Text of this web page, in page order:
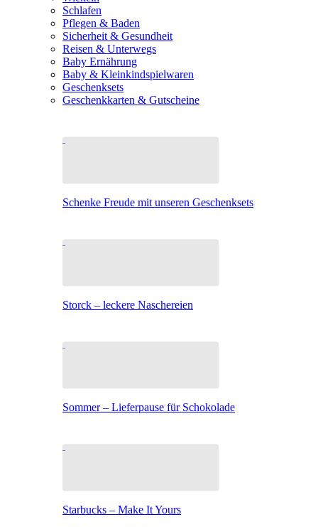
Schlafen
Pflegen & Baden
Sicherheit & Gesundheit
Reisen & Unterwegs
Baby Ernährung
Baby & Kleinkindspielwaren
Geschenksets
Geschenkkarten & Gutscheine
Schenke Freude mit unseren Geschenksets
Storck – leckere Naschereien
Sommer – Lieferpause für Schokolade
Starbucks – Make It Yours